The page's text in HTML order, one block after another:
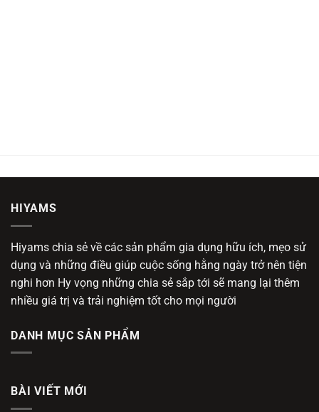
HIYAMS
Hiyams chia sẻ về các sản phẩm gia dụng hữu ích, mẹo sử
dụng và những điều giúp cuộc sống hằng ngày trở nên tiện
nghi hơn Hy vọng những chia sẻ sắp tới sẽ mang lại thêm
nhiều giá trị và trải nghiệm tốt cho mọi người
DANH MỤC SẢN PHẨM
BÀI VIẾT MỚI